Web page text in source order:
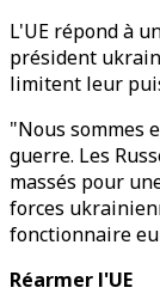
L'UE répond à
président
limitent leur
"Nous sommes
guerre. Les
massés pour
forces
fonctionnaire
Réarmer l'UE